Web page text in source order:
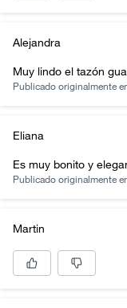
Alejandra
Muy lindo el tazón
Publicado originalmente
Eliana
Es muy bonito y
Publicado originalmente
Martin